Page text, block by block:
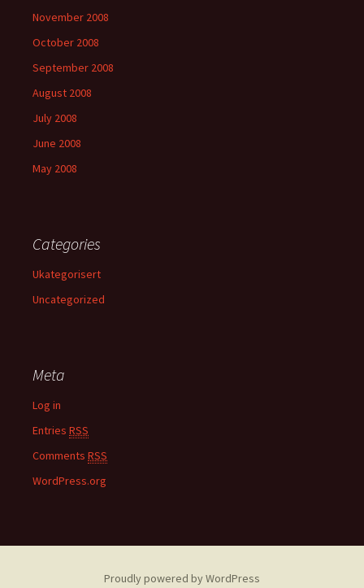
November 2008
October 2008
September 2008
August 2008
July 2008
June 2008
May 2008
Categories
Ukategorisert
Uncategorized
Meta
Log in
Entries RSS
Comments RSS
WordPress.org
Proudly powered by WordPress